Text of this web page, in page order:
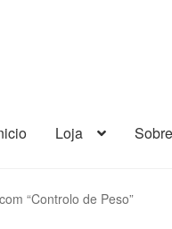
Loja
“Controlo de Peso”